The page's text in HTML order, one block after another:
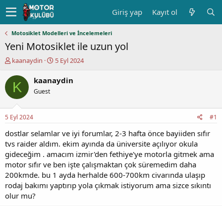
Giriş yap Kayıt ol
Motosiklet Modelleri ve İncelemeleri
Yeni Motosiklet ile uzun yol
K
n
u
y
b
a
ş
a
t
a
n
kaanaydin
B
ş
ç
a
r
i
h
i
5 Eyl 2024
K kaanaydin
Guest
5 Eyl 2024 #1
dostlar selamlar ve iyi forumlar, 2-3 hafta önce bayiiden sıfır
tvs raider aldım. ekim ayında da üniversite açılıyor okula
gideceğim . amacım izmir'den fethiye'ye motorla gitmek ama
motor sıfır ve ben işte çalışmaktan çok süremedim daha
200kmde. bu 1 ayda herhalde 600-700km civarında ulaşıp
rodaj bakımı yaptırıp yola çıkmak istiyorum ama sizce sıkıntı
olur mu?